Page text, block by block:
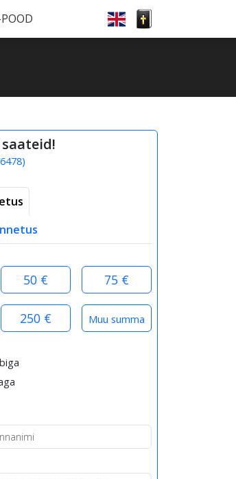
)
50 € 75 €
250 €